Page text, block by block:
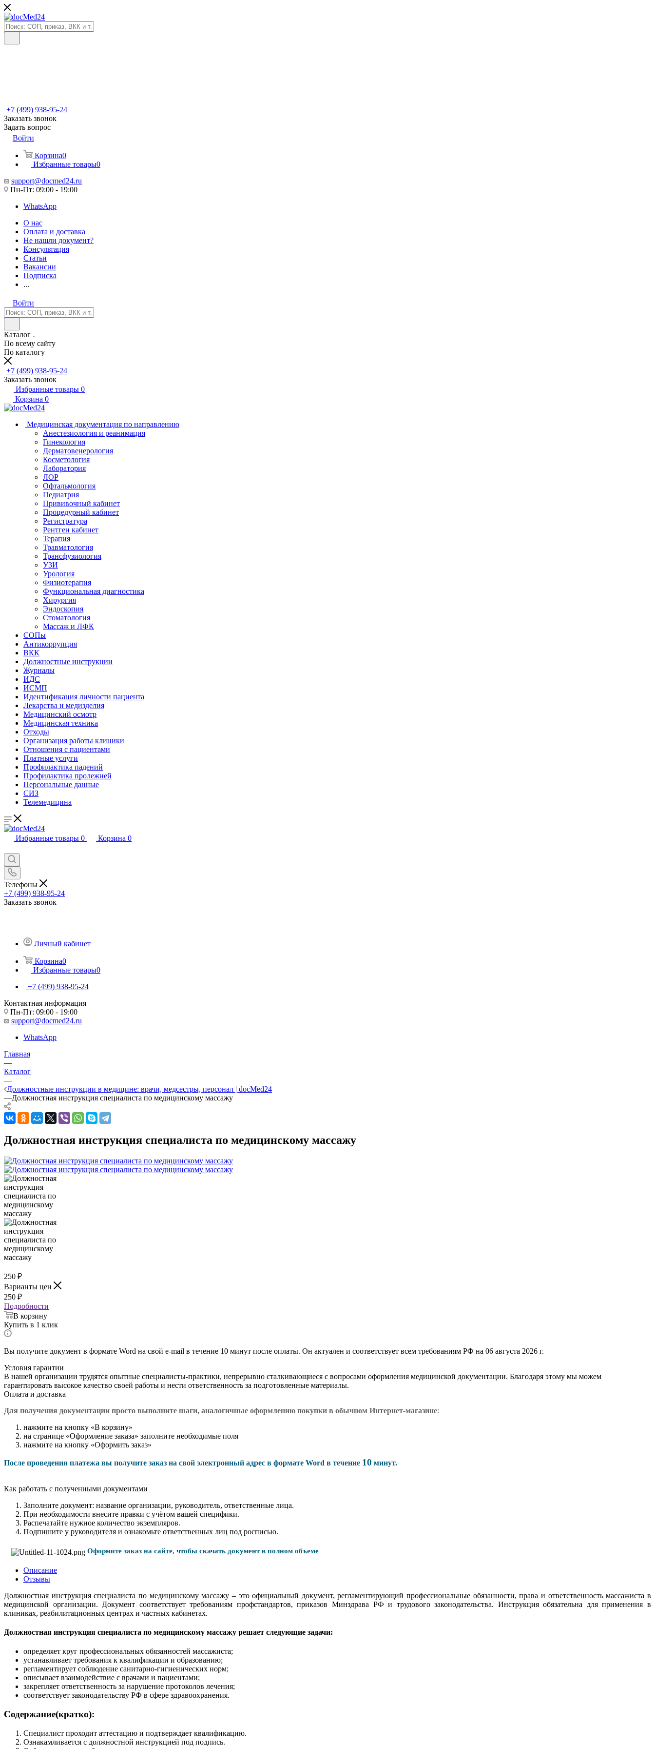
+7 (499) 938-95-24
Заказать звонок
Задать вопрос
Войти
Корзина0
Избранные товары0
support@docmed24.ru
Пн-Пт: 09:00 - 19:00
WhatsApp
О нас
Оплата и доставка
Не нашли документ?
Консультация
Статьи
Вакансии
Подписка
...
Войти
Каталог
По всему сайту
По каталогу
+7 (499) 938-95-24
Заказать звонок
Избранные товары 0
Корзина 0
Медицинская документация по направлению
Анестезиология и реанимация
Гинекология
Дерматовенерология
Косметология
Лаборатория
ЛОР
Офтальмология
Педиатрия
Прививочный кабинет
Процедурный кабинет
Регистратура
Рентген кабинет
Терапия
Травматология
Трансфузиология
УЗИ
Урология
Физиотерапия
Функциональная диагностика
Хирургия
Эндоскопия
Стоматология
Массаж и ЛФК
СОПы
Антикоррупция
ВКК
Должностные инструкции
Журналы
ИДС
ИСМП
Идентификация личности пациента
Лекарства и медизделия
Медицинский осмотр
Медицинская техника
Отходы
Организация работы клиники
Отношения с пациентами
Платные услуги
Профилактика падений
Профилактика пролежней
Персональные данные
СИЗ
Телемедицина
Избранные товары 0 Корзина 0
Телефоны
+7 (499) 938-95-24
Заказать звонок
Личный кабинет
Корзина0
Избранные товары0
+7 (499) 938-95-24
Контактная информация
Пн-Пт: 09:00 - 19:00
support@docmed24.ru
WhatsApp
Главная
—
Каталог
—
Должностные инструкции в медицине: врачи, медсестры, персонал | docMed24
—Должностная инструкция специалиста по медицинскому массажу
Должностная инструкция специалиста по медицинскому массажу
250 ₽
Варианты цен
250 ₽
Подробности
В корзину
Купить в 1 клик
Вы получите документ в формате Word на свой e-mail в течение 10 минут после оплаты. Он актуален и соответствует всем требованиям РФ на 06 августа 2026 г.
Условия гарантии
В нашей организации трудятся опытные специалисты-практики, непрерывно сталкивающиеся с вопросами оформления медицинской документации. Благодаря этому мы можем
гарантировать высокое качество своей работы и нести ответственность за подготовленные материалы.
Оплата и доставка
Для получения документации просто выполните шаги, аналогичные оформлению покупки в обычном Интернет-магазине:
нажмите на кнопку «В корзину»
на странице «Оформление заказа» заполните необходимые поля
нажмите на кнопку «Оформить заказ»
После проведения платежа вы получите заказ на свой электронный адрес в формате Word в течение 10 минут.
Как работать с полученными документами
Заполните документ: название организации, руководитель, ответственные лица.
При необходимости внесите правки с учётом вашей специфики.
Распечатайте нужное количество экземпляров.
Подпишите у руководителя и ознакомьте ответственных лиц под росписью.
Оформите заказ на сайте, чтобы скачать документ в полном объеме
Описание
Отзывы
Должностная инструкция специалиста по медицинскому массажу – это официальный документ, регламентирующий профессиональные обязанности, права и ответственность массажиста в
медицинской организации. Документ соответствует требованиям профстандартов, приказов Минздрава РФ и трудового законодательства. Инструкция обязательна для применения в
клиниках, реабилитационных центрах и частных кабинетах.
Должностная инструкция специалиста по медицинскому массажу решает следующие задачи:
определяет круг профессиональных обязанностей массажиста;
устанавливает требования к квалификации и образованию;
регламентирует соблюдение санитарно-гигиенических норм;
описывает взаимодействие с врачами и пациентами;
закрепляет ответственность за нарушение протоколов лечения;
соответствует законодательству РФ в сфере здравоохранения.
Содержание(кратко):
Специалист проходит аттестацию и подтверждает квалификацию.
Ознакамливается с должностной инструкцией под подпись.